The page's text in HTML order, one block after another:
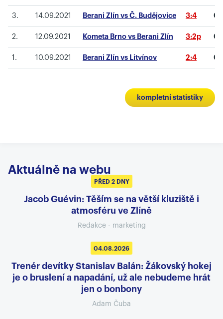
3. 14.09.2021 Berani Zlín vs Č. Budějovice 3:4 0
2. 12.09.2021 Kometa Brno vs Berani Zlín 3:2p 0
1. 10.09.2021 Berani Zlín vs Litvínov 2:4 0
kompletní statistiky
Aktuálně na webu
PŘED 2 DNY
Jacob Guévin: Těším se na větší kluziště i
atmosféru ve Zlíně
Redakce - marketing
04.08.2026
Trenér devítky Stanislav Balán: Žákovský hokej
je o bruslení a napadání, už ale nebudeme hrát
jen o bonbony
Adam Čuba